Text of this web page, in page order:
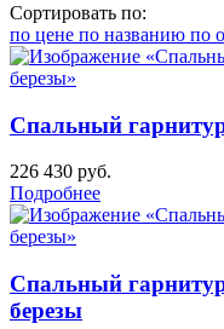
Сортировать по:
по цене по названию по
Спальный
226 430 руб.
Подробнее
Спальный
березы